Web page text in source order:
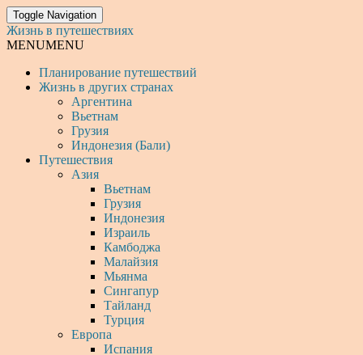
Toggle Navigation
Жизнь в путешествиях
MENUMENU
Планирование путешествий
Жизнь в других странах
Аргентина
Вьетнам
Грузия
Индонезия (Бали)
Путешествия
Азия
Вьетнам
Грузия
Индонезия
Израиль
Камбоджа
Малайзия
Мьянма
Сингапур
Тайланд
Турция
Европа
Испания